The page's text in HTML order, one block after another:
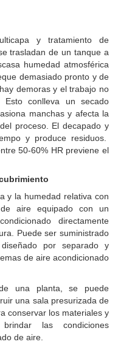
y tratamiento de
trasladan de un tanque a
humedad atmosférica
demasiado pronto y de
demoras y el trabajo no
conlleva un secado
manchas y afecta la
proceso. El decapado y
y produce residuos.
50-60% HR previene el
y la humedad relativa con
aire equipado con un
directamente
Puede ser suministrado
por separado y
de aire acondicionado
una planta, se puede
una sala presurizada de
conservar los materiales y
las condiciones
de aire.